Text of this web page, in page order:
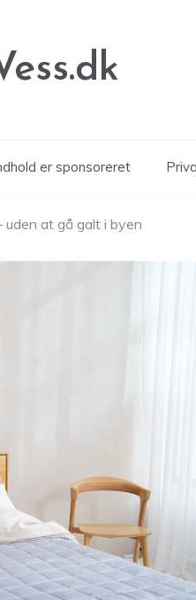
er sponsoreret
at gå galt i byen